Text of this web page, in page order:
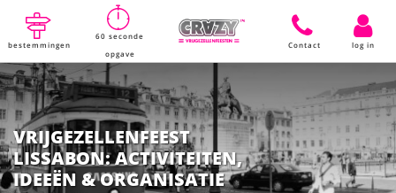
bestemmingen
60 seconde
opgave
Contact log in
VRIJGEZELLENFEEST
LISSABON: ACTIVITEITEN,
IDEEËN & ORGANISATIE